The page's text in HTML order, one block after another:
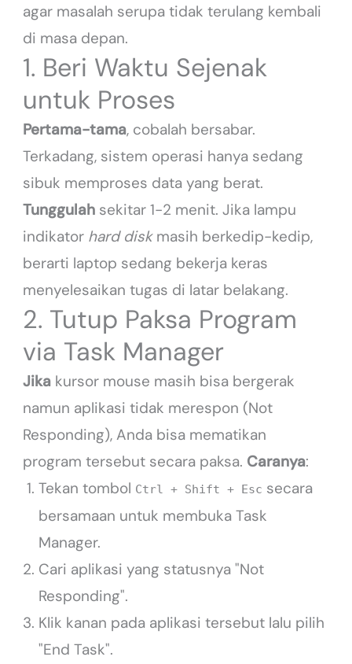
agar masalah serupa tidak terulang kembali
di masa depan.
1. Beri Waktu Sejenak
untuk Proses
Pertama-tama, cobalah bersabar.
Terkadang, sistem operasi hanya sedang
sibuk memproses data yang berat.
Tunggulah sekitar 1-2 menit. Jika lampu
indikator hard diskmasih berkedip-kedip,
berarti laptop sedang bekerja keras
menyelesaikan tugas di latar belakang.
2. Tutup Paksa Program
via Task Manager
Jika kursor mouse masih bisa bergerak
namun aplikasi tidak merespon (Not
Responding), Anda bisa mematikan
program tersebut secara paksa. Caranya:
Tekan tombol Ctrl + Shift + Esc secara
bersamaan untuk membuka Task
Manager.
Cari aplikasi yang statusnya "Not
Responding".
Klik kanan pada aplikasi tersebut lalu pilih
"End Task".